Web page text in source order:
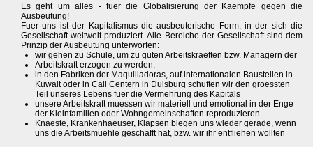
Es geht um alles - fuer die Globalisierung der Kaempfe gegen die
Ausbeutung!
Fuer uns ist der Kapitalismus die ausbeuterische Form, in der sich die
Gesellschaft weltweit produziert. Alle Bereiche der Gesellschaft sind dem
Prinzip der Ausbeutung unterworfen:
wir gehen zu Schule, um zu guten Arbeitskraeften bzw. Managern der
Arbeitskraft erzogen zu werden,
in den Fabriken der Maquilladoras, auf internationalen Baustellen in
Kuwait oder in Call Centern in Duisburg schuften wir den groessten
Teil unseres Lebens fuer die Vermehrung des Kapitals
unsere Arbeitskraft muessen wir materiell und emotional in der Enge
der Kleinfamilien oder Wohngemeinschaften reproduzieren
Knaeste, Krankenhaeuser, Klapsen biegen uns wieder gerade, wenn
uns die Arbeitsmuehle geschafft hat, bzw. wir ihr entfliehen wollten